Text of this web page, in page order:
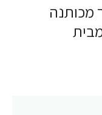
מכותנה
- מבית